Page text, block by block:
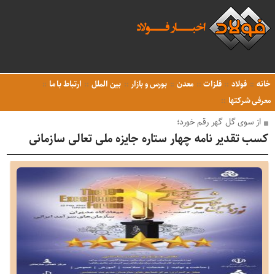
خانه فولاد فلزات معدن بورس و بازار بین الملل
ارتباط با ما
معرفی شرکتها
از سوی گل گهر رقم خورد؛
کسب تقدیر نامه چهار ستاره جایزه ملی تعالی سازمانی